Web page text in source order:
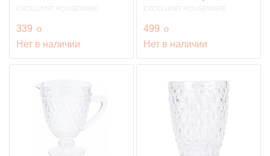
EXCELLENT HOUSEWARE
339 руб.
o
Нет в наличии
EXCELLENT HOUSEWARE
499 руб.
o
Нет в наличии